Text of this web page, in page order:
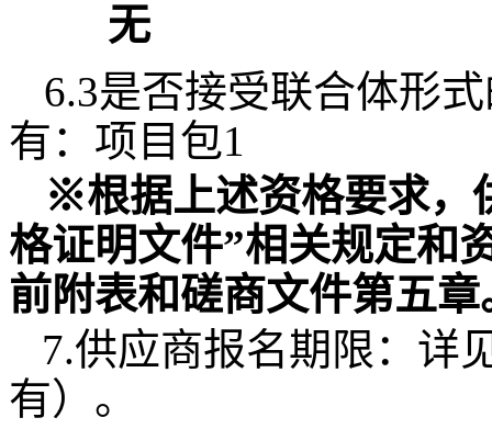
无
6.3是否接受联合体形
有：项目包1
※根据上述资格要求，
格证明文件”相关规定和
前附表和磋商文件第五章
7.供应商报名期限：详
有） 。